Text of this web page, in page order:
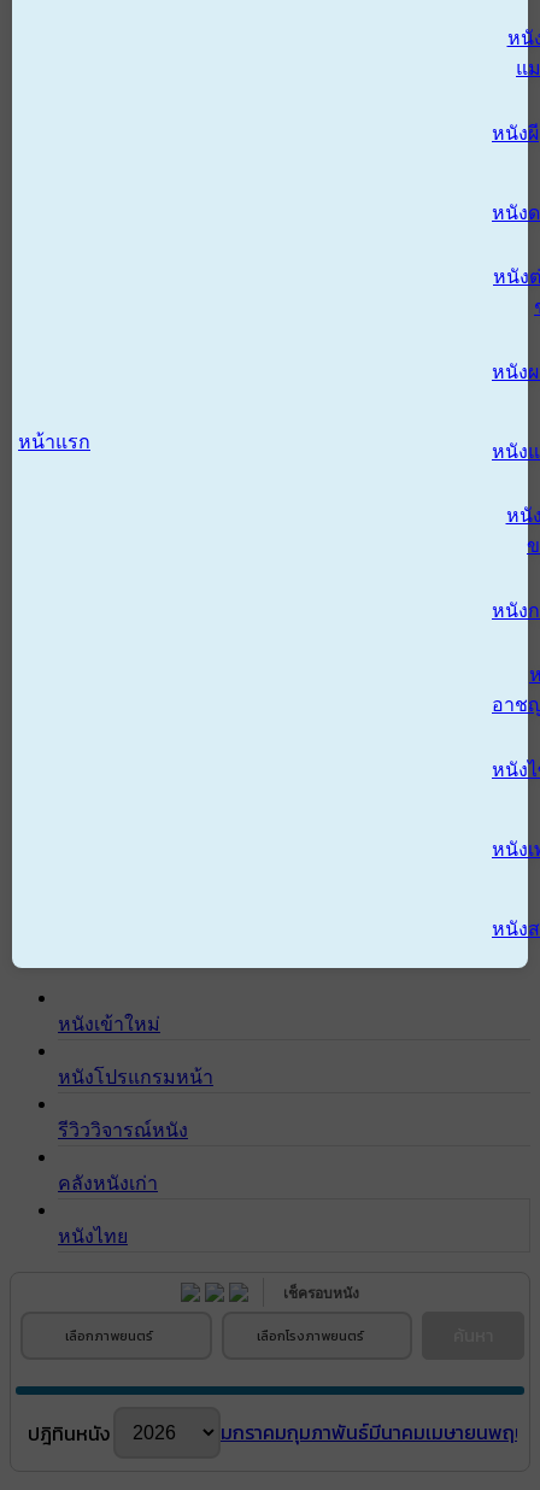
หน้าแรก
หนั
แ
หนังผี
หนัง
หนัง
หนัง
หนัง
หนั
หนัง
อาช
หนัง
หนังเ
หนัง
หนังเข้าใหม่
หนังโปรแกรมหน้า
รีวิววิจารณ์หนัง
คลังหนังเก่า
หนังไทย
เช็ครอบหนัง
เลือกภาพยนตร์ เลือกโรงภาพยนตร์
ปฎิทินหนัง มกราคมกุมภาพันธ์มีนาคมเมษายนพฤษ